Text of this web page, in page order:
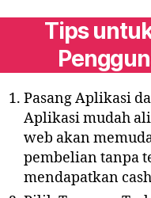
Tips
Pasang Aplikasi
Aplikasi mudah
web akan
pembelian tanpa
mendapatkan